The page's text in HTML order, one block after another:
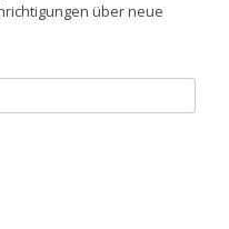
über neue